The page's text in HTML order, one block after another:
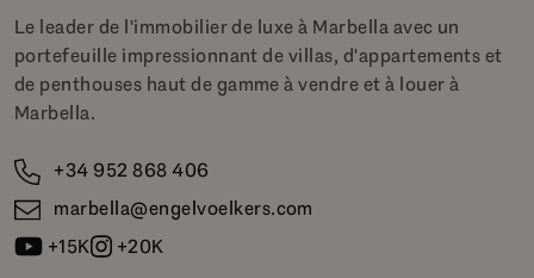
Le leader de l'immobilier de luxe à Marbella avec un
portefeuille impressionnant de villas, d'appartements et
de penthouses haut de gamme à vendre et à louer à
Marbella.
+34 952 868 406
marbella@engelvoelkers.com
+15K
+20K